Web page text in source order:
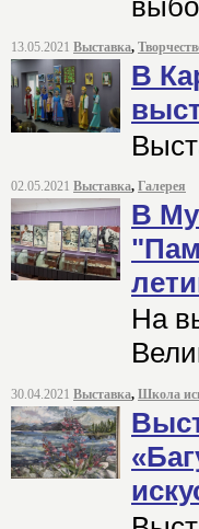
13.05.2021 Выставка,
В
02.05.2021 Выставка, Галерея
В
На
30.04.2021 Выставка, Школа